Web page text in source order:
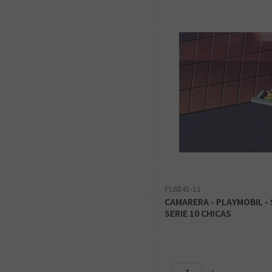
PL6841-11
CAMARERA - PLAYMOBIL -
SERIE 10 CHICAS